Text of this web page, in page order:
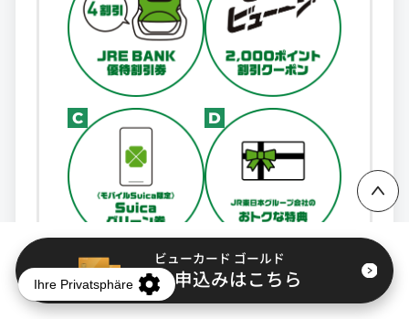
C D
JRE BANK口座のご利用状況に応じて、
JR東日本グループだからこそご用意でき
ビューカード ゴールド
入会申込みはこちら